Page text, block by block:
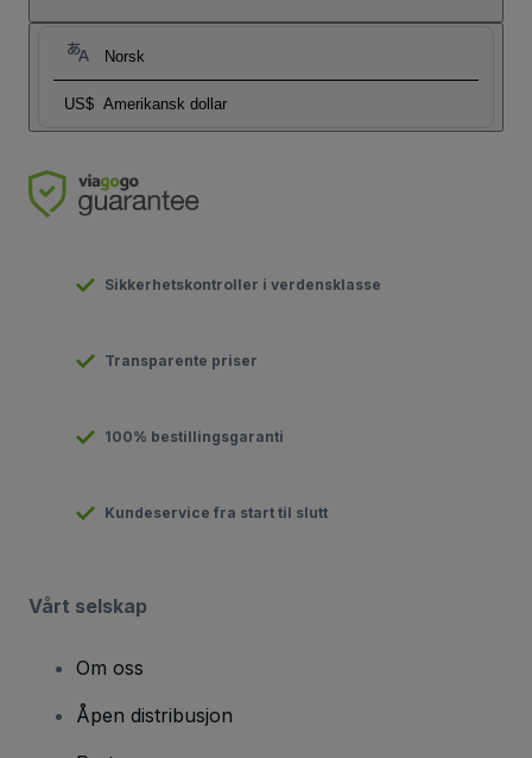
Norsk
US$ Amerikansk dollar
Sikkerhetskontroller i verdensklasse
Transparente priser
100% bestillingsgaranti
Kundeservice fra start til slutt
Vårt selskap
Om oss
Åpen distribusjon